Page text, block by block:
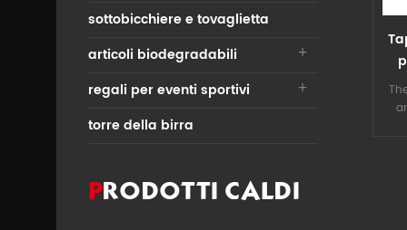
sottobicchiere e tovaglietta
articoli biodegradabili
regali per eventi sportivi
torre della birra
PRODOTTI CALDI